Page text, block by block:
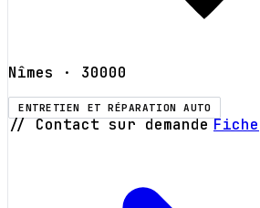
Nîmes · 30000
ENTRETIEN ET RÉPARATION AUTO
// Contact sur demande Fiche